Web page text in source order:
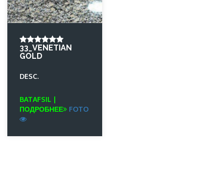
33_VENETIAN
GOLD
DESC.
BATAFSIL |
ПОДРОБНЕЕ
FOTO